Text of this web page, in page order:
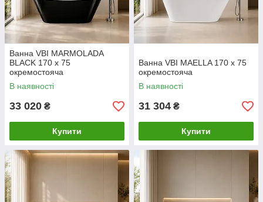
Ванна VBI MARMOLADA
BLACK 170 x 75
окремостояча
В наявності
33 020 ₴
Купити
Ванна VBI MAELLA 170 x 75
окремостояча
В наявності
31 304 ₴
Купити